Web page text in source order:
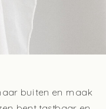
buiten en maak